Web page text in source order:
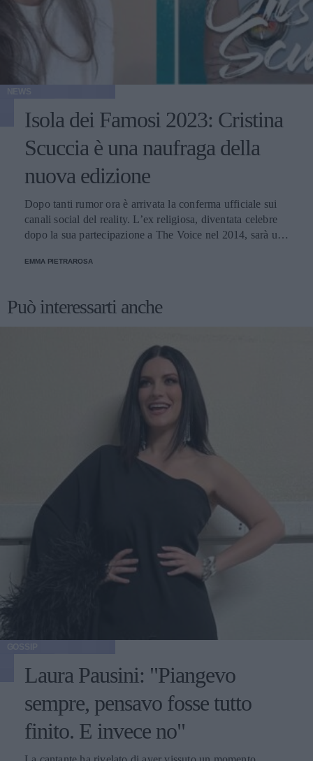
Isola dei Famosi 2023: Cristina
Scuccia è una naufraga della
nuova edizione
Dopo tanti rumor ora è arrivata la conferma ufficiale sui
canali social del reality. L’ex religiosa, diventata celebre
dopo la sua partecipazione a The Voice nel 2014, sarà una
EMMA PIETRAROSA
Può interessarti anche
Laura Pausini: "Piangevo
sempre, pensavo fosse tutto
finito. E invece no"